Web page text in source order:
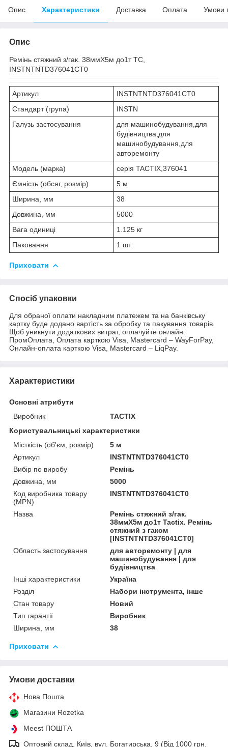
Опис Характеристики Доставка Оплата Умови
Опис
Ремінь стяжний з/гак. 38ммХ5м до1т TC,
INSTNTNTD376041CT0
Артикул
INSTNTNTD376041CT0
Стандарт (група)
INSTN
Галузь застосування
для машинобудування,для
будівництва,для
машинобудування,для
авторемонту
Модель (марка)
серія TACTIX,376041
Ємність (обсяг, розмір)
5 м
Ширина, мм
38
Довжина, мм
5000
Вага одиниці
1.125 кг
Паковання
1 шт.
Приховати
Спосіб упаковки
Для обраної оплати накладним платежем та на банківську
картку буде додано вартість за обробку та пакування товарів.
Щоб уникнути додаткових витрат, оплачуйте онлайн:
ПромОплата, Оплата карткою Visa, Mastercard – WayForPay,
Онлайн-оплата карткою Visa, Mastercard – LiqPay.
Характеристики
Основні атрибути
Виробник
TACTIX
Користувальницькі характеристики
Місткість (об'єм, розмір)
5 м
Артикул
INSTNTNTD376041CT0
Вибір по виробу
Ремінь
Довжина, мм
5000
Код виробника товару
(MPN)
INSTNTNTD376041CT0
Назва
Ремінь стяжний з/гак.
38ммХ5м до1т Tactix. Ремінь
стяжний з гаком
[INSTNTNTD376041CT0]
Область застосування
для авторемонту | для
машинобудування | для
будівництва
Інші характеристики
Україна
Розділ
Набори інструмента, інше
Стан товару
Новий
Тип гарантії
Виробник
Ширина, мм
38
Приховати
Умови доставки
Нова Пошта
Магазини Rozetka
Meest ПОШТА
Оптовий склад. Київ, вул. Богатирська, 9 (Від 1000 грн.